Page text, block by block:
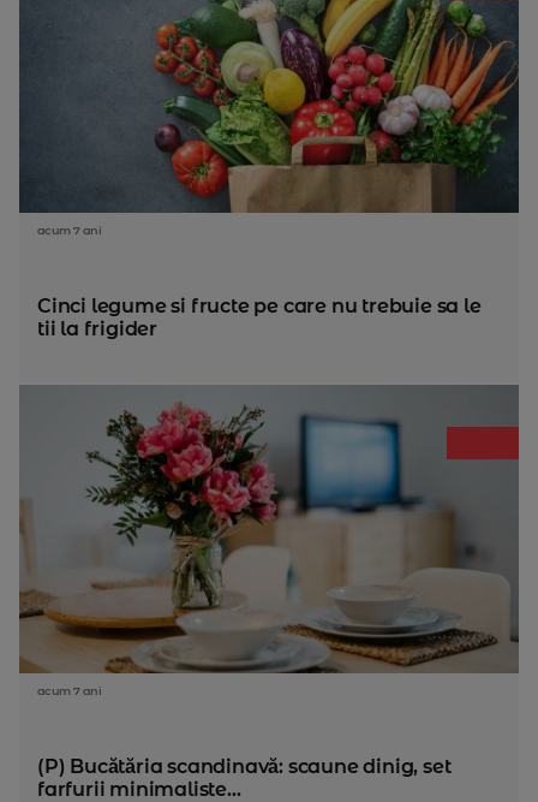
acum 7 ani
Cinci legume si fructe pe care nu trebuie sa le
tii la frigider
acum 7 ani
(P) Bucătăria scandinavă: scaune dinig, set
farfurii minimaliste...